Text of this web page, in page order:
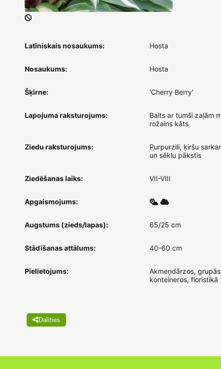
Latīniskais nosaukums: Hosta
Nosaukums: Hosta
Šķirne: 'Cherry Berry'
Lapojuma raksturojums:
Balts ar tumši zaļām
rožains kāts
Ziedu raksturojums:
Purpurzili, ķiršu
un sēklu pākstis
Ziedēšanas laiks: VII-VIII
Apgaismojums:
Augstums (zieds/lapas): 65/25 cm
Stādīšanas attālums: 40-60 cm
Pielietojums:
Akmeņdārzos,
konteineros, floristikā
Dalīties